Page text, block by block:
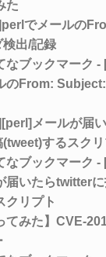
でメールの
検出/記録
メールが届
(tweet)するスクリ
てみた】CVE-